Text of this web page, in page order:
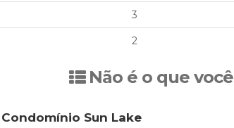
3
2
Não é o que
Condomínio Sun Lake